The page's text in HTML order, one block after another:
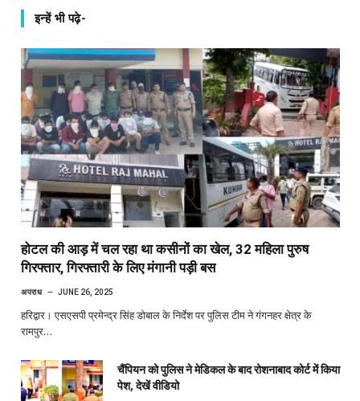
इन्हें भी पढ़े-
होटल की आड़ में चल रहा था कसीनों का खेल, 32 महिला पुरुष
गिरफ्तार, गिरफ्तारी के लिए मंगानी पड़ी बस
अपराध JUNE 26, 2025
हरिद्वार। एसएसपी प्रमेन्द्र सिंह डोबाल के निर्देश पर पुलिस टीम ने गंगनहर क्षेत्र के
रामपुर…
चैंपियन को पुलिस ने मेडिकल के बाद रोशनाबाद कोर्ट में किया
पेश, देखें वीडियो